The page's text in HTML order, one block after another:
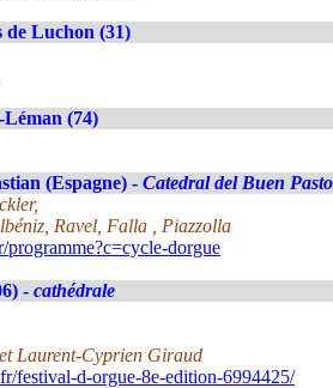
de Luchon (31)
Léman (74)
(Espagne) - Catedral del Buen
Ravel, Falla , Piazzolla
dorgue
- cathédrale
Laurent-Cyprien Giraud
festival-d-orgue-8e-edition-6994425/